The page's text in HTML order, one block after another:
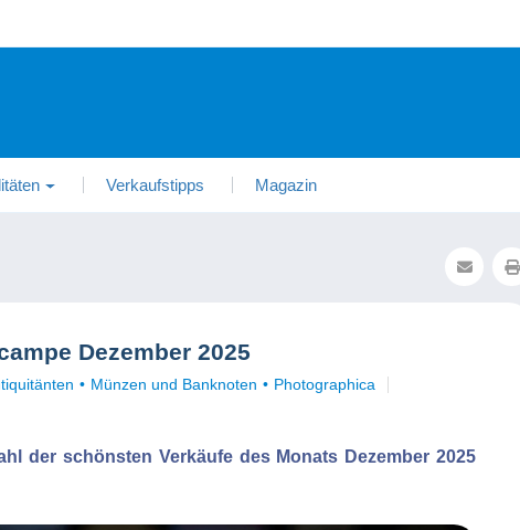
Verkaufstipps Magazin
Dezember 2025
Münzen und Banknoten
Photographica
der schönsten Verkäufe des Monats Dezember 2025